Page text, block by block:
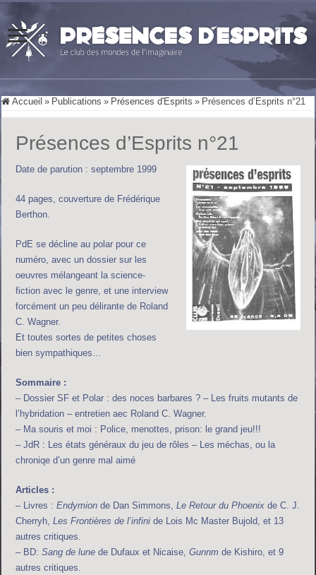
Accueil » Publications » Présences d'Esprits » Présences d’Esprits n°21
Présences d’Esprits n°21
Date de parution : septembre 1999
44 pages, couverture de Frédérique
Berthon.
PdE se décline au polar pour ce
numéro, avec un dossier sur les
oeuvres mélangeant la science-
fiction avec le genre, et une interview
forcément un peu délirante de Roland
C. Wagner.
Et toutes sortes de petites choses
bien sympathiques…
Sommaire :
– Dossier SF et Polar : des noces barbares ? – Les fruits mutants de
l’hybridation – entretien aec Roland C. Wagner.
– Ma souris et moi : Police, menottes, prison: le grand jeu!!!
– JdR : Les états généraux du jeu de rôles – Les méchas, ou la
chroniqe d’un genre mal aimé
Articles :
– Livres :Endymion de Dan Simmons,Le Retour du Phoenix de C. J.
Cherryh,Les Frontières de l’infini de Lois Mc Master Bujold, et 13
autres critiques.
– BD:Sang de lune de Dufaux et Nicaise,Gunnm de Kishiro, et 9
autres critiques.